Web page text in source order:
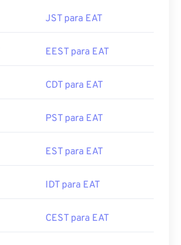
JST para EAT
EEST para EAT
CDT para EAT
PST para EAT
EST para EAT
IDT para EAT
CEST para EAT